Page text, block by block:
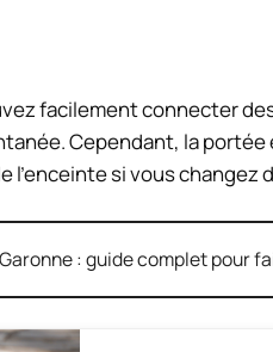
facilement connecter
Cependant, la
si vous changez
: guide complet pour